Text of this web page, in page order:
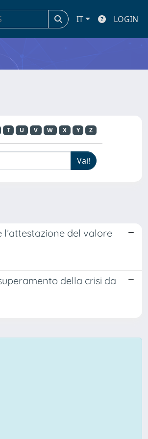
IT LOGIN
T U V W X Y Z
l’attestazione del valore
della crisi da